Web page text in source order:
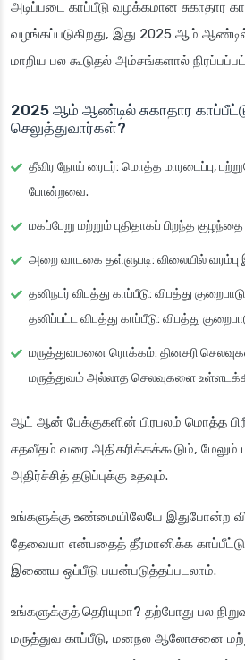
அடிப்படை காப்பீடு வழக்கமான சுகாதார
வழங்கப்படுகிறது, இது 2025 ஆம்
மாறிய பல கூடுதல் அம்சங்களால்
2025 ஆம் ஆண்டில் சுகாதார
செலுத்துவார்கள்?
தீவிர நோய் ரைடர்: மொத்த மாரடைப்பு,
போன்றவை.
மகப்பேறு மற்றும் புதிதாகப் பிறந்த
அறை வாடகை தள்ளுபடி: விலையில்
தனிநபர் விபத்து காப்பீடு: விபத்து
தனிப்பட்ட விபத்து காப்பீடு: விபத்து
மருத்துவமனை ரொக்கம்: தினசரி
மருத்துவம் அல்லாத செலவுகளை
ஆட் ஆன் பேக்குகளின் பிரபலம் மொத்த
சதவீதம் வரை அதிகரிக்கக்கூடும்,
அதிர்ச்சித் தடுப்புக்கு உதவும்.
உங்களுக்கு உண்மையிலேயே இதுபோன்ற
தேவையா என்பதைத் தீர்மானிக்க
இணைய ஒப்பீடு பயன்படுத்தப்படலாம்.
உங்களுக்குத் தெரியுமா? தற்போது பல
மருத்துவ காப்பீடு, மனநல ஆலோசனை